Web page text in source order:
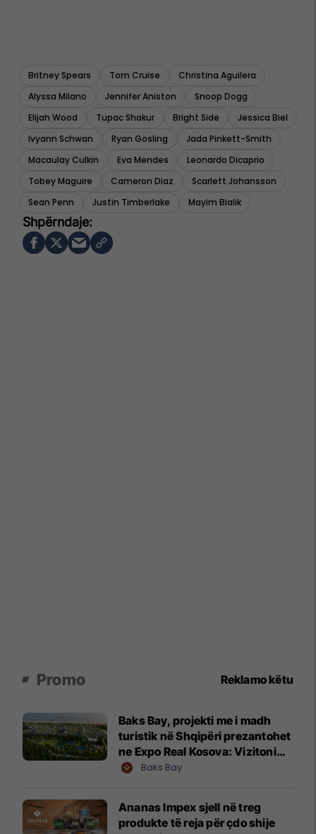
Britney Spears Tom Cruise
Christina Aguilera
Alyssa Milano
Jennifer Aniston
Snoop Dogg
Elijah Wood
Tupac Shakur Bright Side
Jessica Biel
Ivyann Schwan
Ryan Gosling
Jada Pinkett-Smith
Macaulay Culkin
Eva Mendes
Leonardo Dicaprio
Tobey Maguire
Cameron Diaz
Scarlett Johansson
Sean Penn
Justin Timberlake Mayim Bialik
Promo Reklamo këtu
Baks Bay, projekti me i madh
turistik në Shqipëri prezantohet
ne Expo Real Kosova: Vizitoni
shtandin dhe zbuloni
Baks Bay
Ananas Impex sjell në treg
produkte të reja për çdo shije